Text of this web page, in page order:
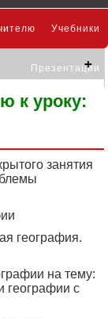
Учебники
Презентации
к уроку:
занятия
география.
на тему:
географии с